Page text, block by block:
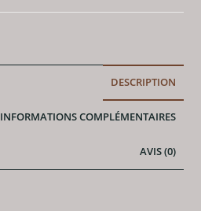
DESCRIPTION
INFORMATIONS COMPLÉMENTAIRES
AVIS (0)